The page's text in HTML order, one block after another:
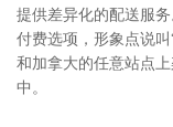
提供差异化的配送服
付费选项，形象点说
和加拿大的任意站点
中。